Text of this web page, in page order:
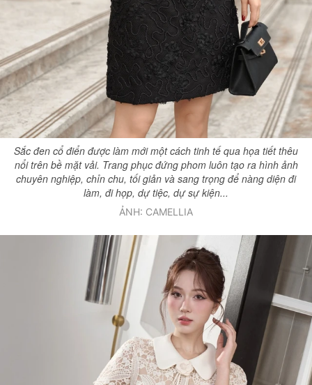
Sắc đen cổ điển được làm mới một cách tinh tế qua họa tiết thêu
nổi trên bề mặt vải. Trang phục đứng phom luôn tạo ra hình ảnh
chuyên nghiệp, chỉn chu, tối giản và sang trọng để nàng diện đi
làm, đi họp, dự tiệc, dự sự kiện...
ẢNH: CAMELLIA